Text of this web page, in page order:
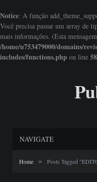
Notice: A função
Você precisa passar um array de
mais informações. (Esta
/home/u753479000/domains/
includes/functions.php on line
NAVIGATE
Home » Posts Tagged